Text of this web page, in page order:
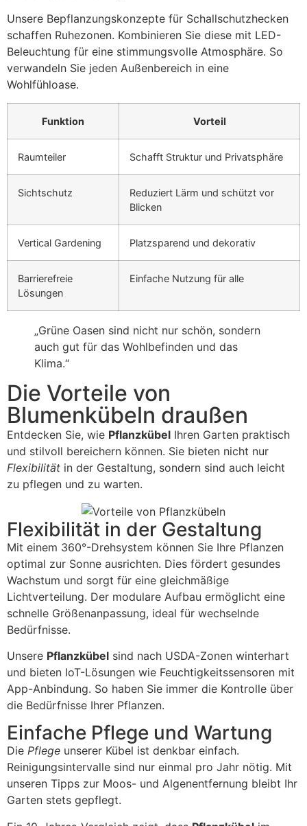
Unsere Bepflanzungskonzepte für Schallschutzhecken
schaffen Ruhezonen. Kombinieren Sie diese mit LED-
Beleuchtung für eine stimmungsvolle Atmosphäre. So
verwandeln Sie jeden Außenbereich in eine
Wohlfühloase.
Funktion Vorteil
Raumteiler Schafft Struktur und Privatsphäre
Sichtschutz
Reduziert Lärm und schützt vor
Blicken
Vertical Gardening Platzsparend und dekorativ
Barrierefreie
Lösungen
Einfache Nutzung für alle
„Grüne Oasen sind nicht nur schön, sondern
auch gut für das Wohlbefinden und das
Klima.“
Die Vorteile von
Blumenkübeln draußen
Entdecken Sie, wie Pflanzkübel Ihren Garten praktisch
und stilvoll bereichern können. Sie bieten nicht nur
Flexibilität in der Gestaltung, sondern sind auch leicht
zu pflegen und zu warten.
Flexibilität in der Gestaltung
Mit einem 360°-Drehsystem können Sie Ihre Pflanzen
optimal zur Sonne ausrichten. Dies fördert gesundes
Wachstum und sorgt für eine gleichmäßige
Lichtverteilung. Der modulare Aufbau ermöglicht eine
schnelle Größenanpassung, ideal für wechselnde
Bedürfnisse.
Unsere Pflanzkübel sind nach USDA-Zonen winterhart
und bieten IoT-Lösungen wie Feuchtigkeitssensoren mit
App-Anbindung. So haben Sie immer die Kontrolle über
die Bedürfnisse Ihrer Pflanzen.
Einfache Pflege und Wartung
Die Pflege unserer Kübel ist denkbar einfach.
Reinigungsintervalle sind nur einmal pro Jahr nötig. Mit
unseren Tipps zur Moos- und Algenentfernung bleibt Ihr
Garten stets gepflegt.